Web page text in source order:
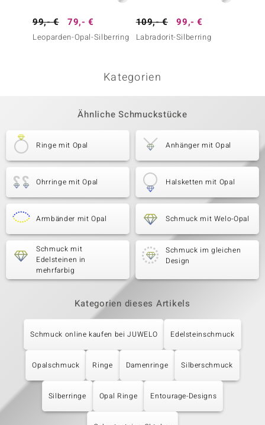
99,- € 79,- €
Leoparden-Opal-Silberring
109,- € 99,- €
Labradorit-Silberring
Kategorien
Ähnliche Schmuckstücke
Ringe mit Opal Anhänger mit Opal
Ohrringe mit Opal Halsketten mit Opal
Armbänder mit Opal Schmuck mit Welo-Opal
Schmuck mit
Edelsteinen in
mehrfarbig
Schmuck im gleichen
Design
Kategorien dieses Artikels
Schmuck online kaufen bei JUWELO Edelsteinschmuck
Opalschmuck Ringe Damenringe Silberschmuck
Silberringe Opal Ringe Entourage-Designs